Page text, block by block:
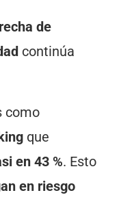
de
continúa
como
que
en 43 %. Esto
en riesgo